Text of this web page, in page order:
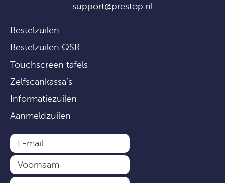
support@prestop.nl
Bestelzuilen
Bestelzuilen QSR
Touchscreen tafels
Zelfscankassa’s
Informatiezuilen
Aanmeldzuilen